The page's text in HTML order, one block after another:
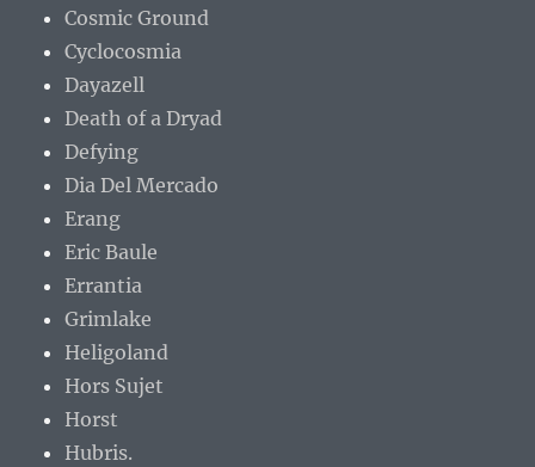
Cosmic Ground
Cyclocosmia
Dayazell
Death of a Dryad
Defying
Dia Del Mercado
Erang
Eric Baule
Errantia
Grimlake
Heligoland
Hors Sujet
Horst
Hubris.